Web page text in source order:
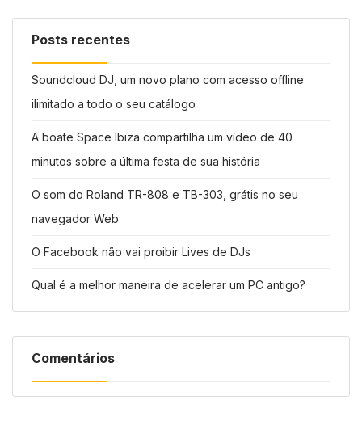
Posts recentes
Soundcloud DJ, um novo plano com acesso offline
ilimitado a todo o seu catálogo
A boate Space Ibiza compartilha um vídeo de 40
minutos sobre a última festa de sua história
O som do Roland TR-808 e TB-303, grátis no seu
navegador Web
O Facebook não vai proibir Lives de DJs
Qual é a melhor maneira de acelerar um PC antigo?
Comentários